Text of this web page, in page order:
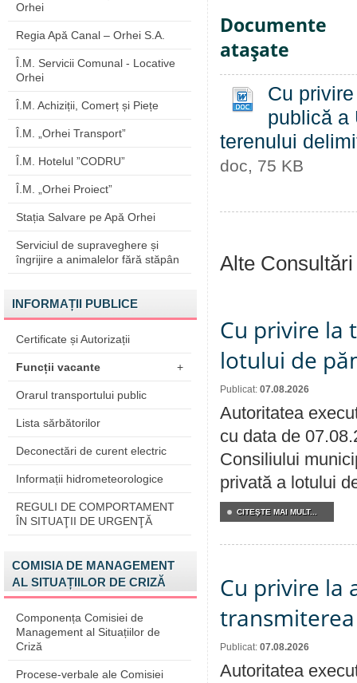
Orhei
Regia Apă Canal – Orhei S.A.
Î.M. Servicii Comunal - Locative
Orhei
Î.M. Achiziții, Comerț și Piețe
Î.M. „Orhei Transport”
Î.M. Hotelul ”CODRU”
Î.M. „Orhei Proiect”
Stația Salvare pe Apă Orhei
Serviciul de supraveghere și
îngrijire a animalelor fără stăpân
INFORMAȚII PUBLICE
Certificate și Autorizații
Funcții vacante +
Orarul transportului public
Lista sărbătorilor
Deconectări de curent electric
Informații hidrometeorologice
REGULI DE COMPORTAMENT
ÎN SITUAŢII DE URGENŢĂ
COMISIA DE MANAGEMENT
AL SITUAȚIILOR DE CRIZĂ
Componența Comisiei de
Management al Situațiilor de
Criză
Procese-verbale ale Comisiei
Documente
ataşate
Cu
publică a
terenului
doc, 75 KB
Alte
Cu privire la
lotului de
Publicat: 07.08.2026
Autoritatea
cu data de
Consiliului
privată a lotului
CITEŞTE MAI MULT...
Cu privire la
Publicat: 07.08.2026
Autoritatea